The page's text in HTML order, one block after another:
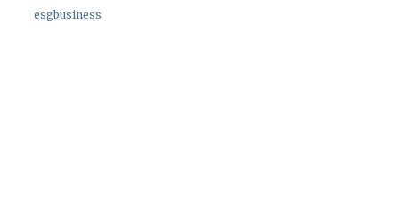
esgbusiness